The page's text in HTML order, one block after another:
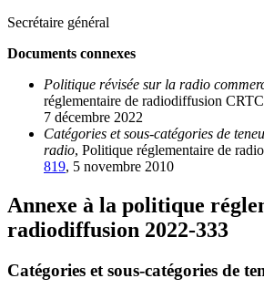
Secrétaire général
Documents connexes
Politique révisée sur la radio
réglementaire de radiodiffusion CRTC
7 décembre 2022
Catégories et sous-catégories de
radio, Politique réglementaire de
819, 5 novembre 2010
Annexe à la politique
radiodiffusion 2022-333
Catégories et sous-catégories de